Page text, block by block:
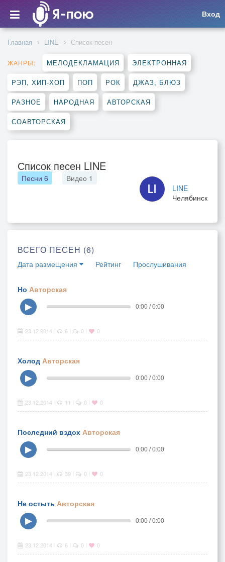
Вход
Главная LINE Список песен
ЖАНРЫ: МЕЛОДЕКЛАМАЦИЯ ЭЛЕКТРОННАЯ
РЭП, ХИП-ХОП ПОП РОК ДЖАЗ, БЛЮЗ
РАЗНОЕ НАРОДНАЯ АВТОРСКАЯ
СОАВТОРСКАЯ
Список песен LINE
LINE
Челябинск
Песни 6 Видео 1
ВСЕГО ПЕСЕН (6)
Дата размещения Рейтинг Прослушивания
Но Авторская
▶
0:00 / 0:00
23.12.2014 6 0 0
Холод Авторская
▶
0:00 / 0:00
23.12.2014 11 0 0
Последний вздох Авторская
▶
0:00 / 0:00
23.12.2014 39 0 0
Не остыть Авторская
▶
0:00 / 0:00
23.12.2014 6 0 0